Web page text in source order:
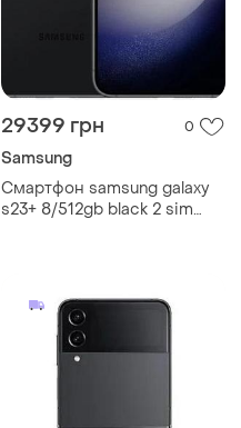
29399 грн 0
Samsung
Смартфон samsung galaxy
s23+ 8/512gb black 2 sim